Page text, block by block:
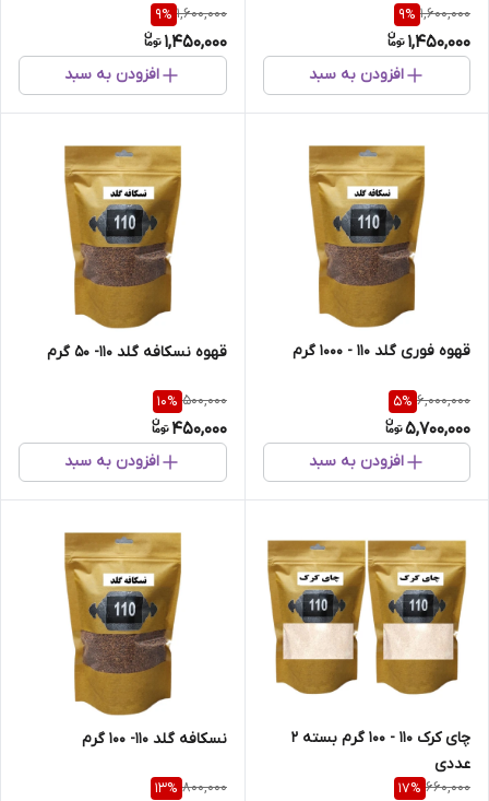
1,600,000
9%
1,450,000
افزودن به سبد
1,600,000
9%
1,450,000
افزودن به سبد
قهوه فوری گلد 110 - 1000 گرم
6,000,000
5%
5,700,000
افزودن به سبد
قهوه نسکافه گلد 110- 50 گرم
500,000
10%
450,000
افزودن به سبد
چای کرک 110 - 100 گرم بسته 2
عددی
660,000
17%
نسکافه گلد 110- 100 گرم
800,000
13%